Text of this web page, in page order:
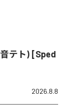
テト) [Sped
2026.8.8